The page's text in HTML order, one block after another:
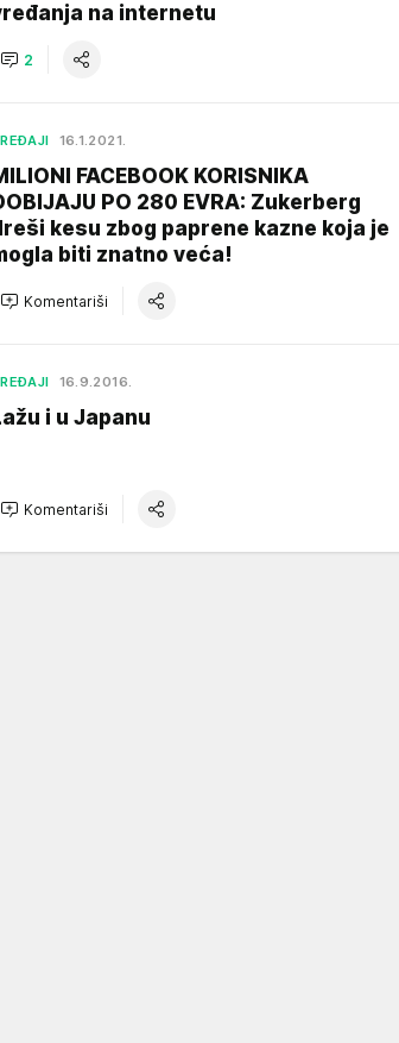
na internetu
2
16.1.2021.
FACEBOOK KORISNIKA
PO 280 EVRA: Zukerberg
kesu zbog paprene kazne koja je
biti znatno veća!
Komentariši
16.9.2016.
i u Japanu
Komentariši